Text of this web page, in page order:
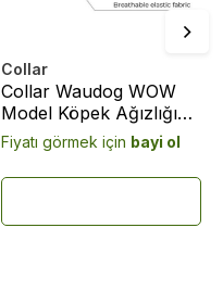
Collar
Collar Waudog WOW
Model Köpek Ağızlığı
35-43 Cm No:4 (5383)
Fiyatı görmek için bayi ol